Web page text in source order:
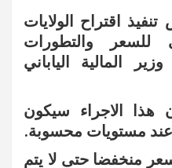
اقتراح الولايات
للسعر والتطورات
المالية الياباني
الاجراء سيكون
مستويات محسوبة.
منخفضا حتى لا يتم